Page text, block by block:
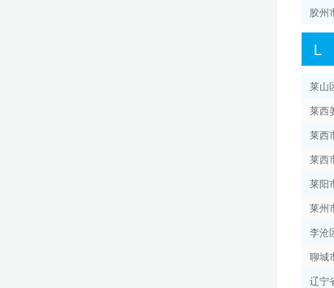
胶州
L
莱山
莱西
莱西
莱西
莱阳
莱州
李沧
聊城
辽宁